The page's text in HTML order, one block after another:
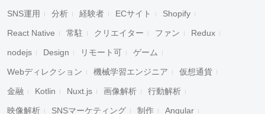
SNS運用 分析 経験者 ECサイト Shopify
React Native 常駐 クリエイター ファン Redux
nodejs Design リモート可 ゲーム
Webディレクション 機械学習エンジニア 仮想通貨
金融 Kotlin Nuxt.js 画像解析 行動解析
映像解析 SNSマーケティング 制作 Angular